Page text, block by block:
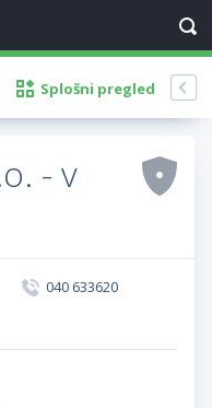
Splošni pregled
- v
040 633620